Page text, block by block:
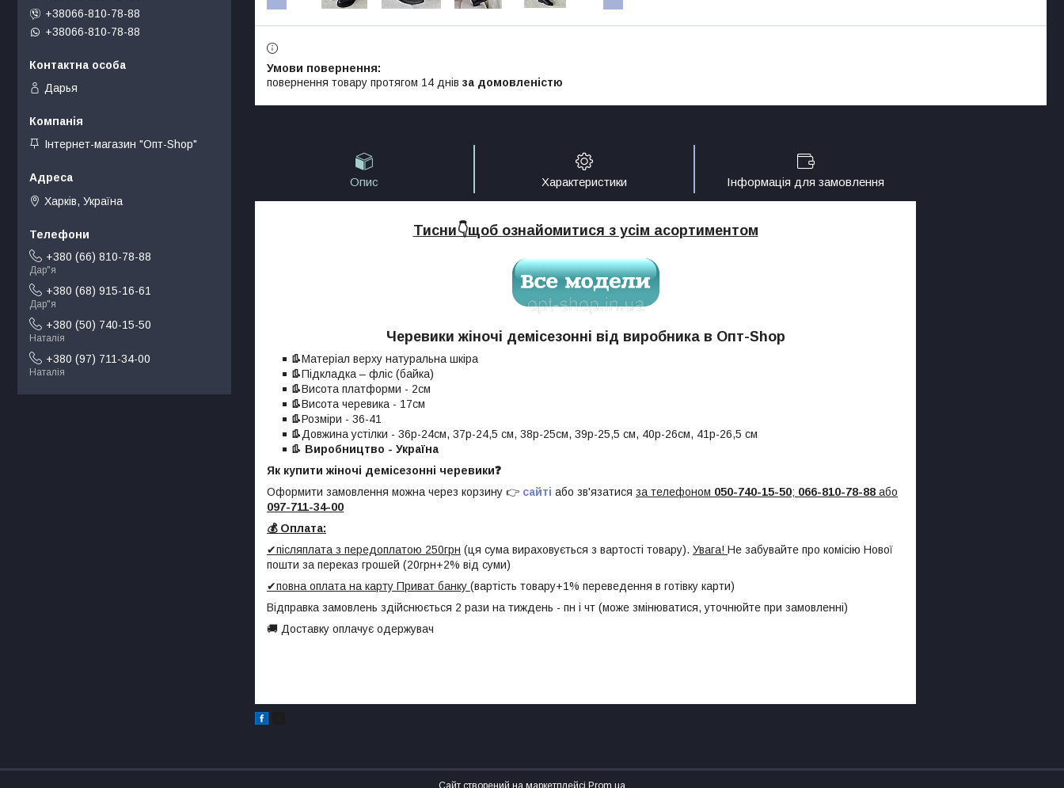
повернення товару протягом 14 днів за домовленістю
Опис Характеристики Інформація для замовлення
Тисни👇щоб ознайомитися з усім асортиментом
Черевики жіночі демісезонні від виробника в Опт-Shop
👢Матеріал верху натуральна шкіра
👢Підкладка – фліс (байка)
👢Висота платформи - 2см
👢Висота черевика - 17см
👢Розміри - 36-41
👢 Довжина устілки - 36р-24см, 37р-24,5 см, 38р-25см, 39р-25,5 см, 40р-26см, 41р-26,5 см
👢 Виробництво - Україна
Як купити жіночі демісезонні черевики❓
Оформити замовлення можна через корзину 👉 сайті або зв'язатися за телефоном 050-740-15-50; 066-810-78-88 або
097-711-34-00
💰 Оплата:
✔післяплата з передоплатою 250грн (ця сума вираховується з вартості товару). Увага! Не забувайте про комісію Нової
пошти за переказ грошей (20грн+2% від суми)
✔повна оплата на карту Приват банку (вартість товару+1% переведення в готівку карти)
Відправка замовлень здійснюється 2 рази на тиждень - пн і чт (може змінюватися, уточнюйте при замовленні)
🚚 Доставку оплачує одержувач
+38066-810-78-88
+38066-810-78-88
Дарья
Інтернет-магазин "Опт-Shop"
Харків, Україна
+380 (66) 810-78-88
Дар"я
+380 (68) 915-16-61
Дар"я
+380 (50) 740-15-50
Наталія
+380 (97) 711-34-00
Наталія